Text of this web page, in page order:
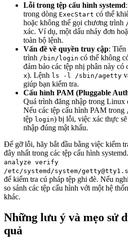
Lỗi trong tệp cấu hình systemd
trong dòng ExecStart có thể
hoặc không thể gọi chương trình
xác. Ví dụ, một dấu nháy đơn
toàn bộ lệnh.
Vấn đề về quyền truy cập: Tiến
trình /bin/login có thể không
đảm bảo các tệp nhị phân này có
x). Lệnh ls -l /sbin/agetty
giúp bạn kiểm tra.
Cấu hình PAM (Pluggable
Quá trình đăng nhập trong
Nếu các tệp cấu hình PAM trong
tệp login) bị lỗi, việc xác thực
nhập đúng mật khẩu.
Để gỡ lỗi, hãy bắt đầu bằng việc kiểm
đây nhất trong các tệp cấu hình
analyze verify
/etc/systemd/system/
để kiểm tra cú pháp tệp ghi đè. Nếu
so sánh các tệp cấu hình với một hệ
khác.
Những lưu ý và mẹo sử
quả